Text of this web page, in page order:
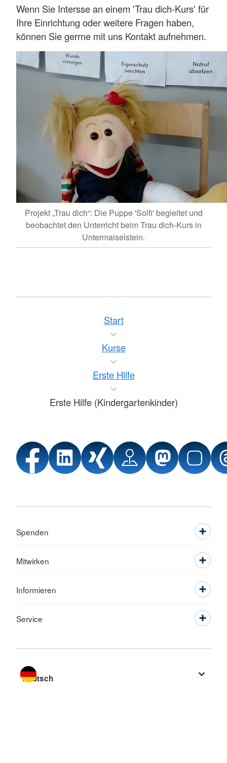
Projekt „Trau dich“: Die Puppe 'Solfi' begleitet und
beobachtet den Unterricht beim Trau dich-Kurs in
Untermaiselstein.
Wenn Sie Intersse an einem 'Trau dich-Kurs' für
Ihre Einrichtung oder weitere Fragen haben,
können Sie gerrne mit uns Kontakt aufnehmen.
Start
Kurse
Erste Hilfe
Erste Hilfe (Kindergartenkinder)
Spenden
Mitwirken
Informieren
Service
Sprache wechseln zu